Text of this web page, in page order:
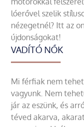
lóerővel szelik
nézegetnél? Itt az
újdonságokat!
VADÍTÓ NŐK
Mi férfiak nem
vagyunk. Nem
jár az eszünk, és
téved akarva,